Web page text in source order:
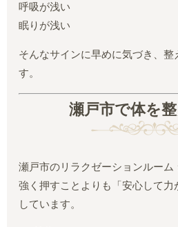
呼吸が浅い
眠りが浅い
そんなサインに早めに気づき、
す。
瀬戸市で体を
瀬戸市のリラクゼーションルーム
強く押すことよりも「安心して力
しています。